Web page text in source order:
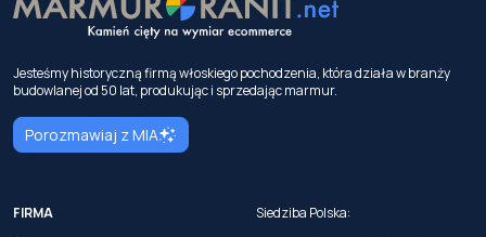
Jesteśmy historyczną firmą włoskiego pochodzenia, która działa w branży
budowlanej od 50 lat, produkując i sprzedając marmur.
Porozmawiaj z MIA
FIRMA
Siedziba Polska: